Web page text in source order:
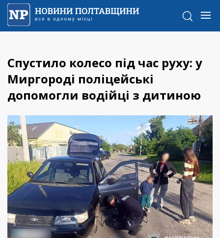
Спустило колесо під час руху: у
Миргороді поліцейські
допомогли водійці з дитиною